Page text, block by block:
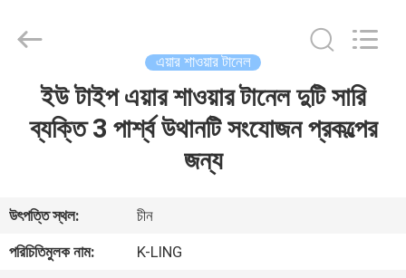
আমাদের
সম্বন্ধে
Technology
Company.
এয়ার শাওয়ার টানেল
ইউ টাইপ এয়ার শাওয়ার টানেল দুটি সারি
ব্যক্তি 3 পার্শ্ব উথানটি সংযোজন প্রকল্পের
জন্য
উৎপত্তি স্থল:
চীন
পরিচিতিমুলক নাম:
K-LING